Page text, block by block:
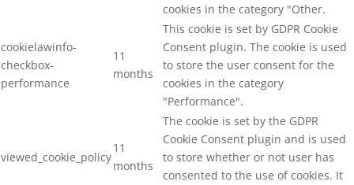
cookies in the category "Other.
cookielawinfo-
checkbox-
performance
11
months
This cookie is set by GDPR Cookie
Consent plugin. The cookie is used
to store the user consent for the
cookies in the category
"Performance".
viewed_cookie_policy
11
months
The cookie is set by the GDPR
Cookie Consent plugin and is used
to store whether or not user has
consented to the use of cookies. It